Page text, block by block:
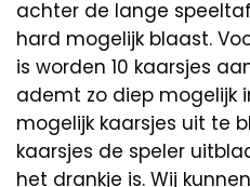
achter de lange
hard mogelijk blaast.
is worden 10 kaarsjes
ademt zo diep mogelijk
mogelijk kaarsjes uit te
kaarsjes de speler
het drankje is. Wij